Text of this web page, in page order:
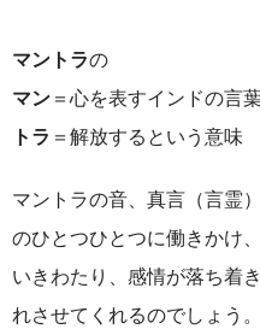
マントラの
マン＝心を表すインドの言
トラ ＝解放するという意味
マントラの音、真言（言霊
のひとつひとつに働きかけ
いきわたり、感情が落ち着
れさせてくれるのでしょう。